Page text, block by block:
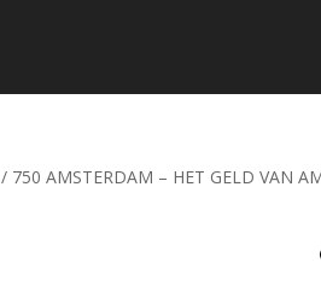
/ 750 AMSTERDAM – HET GELD VAN